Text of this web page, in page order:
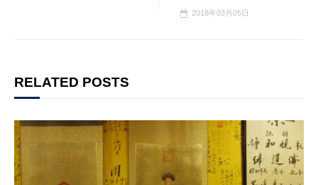
2018年03月05日
RELATED POSTS